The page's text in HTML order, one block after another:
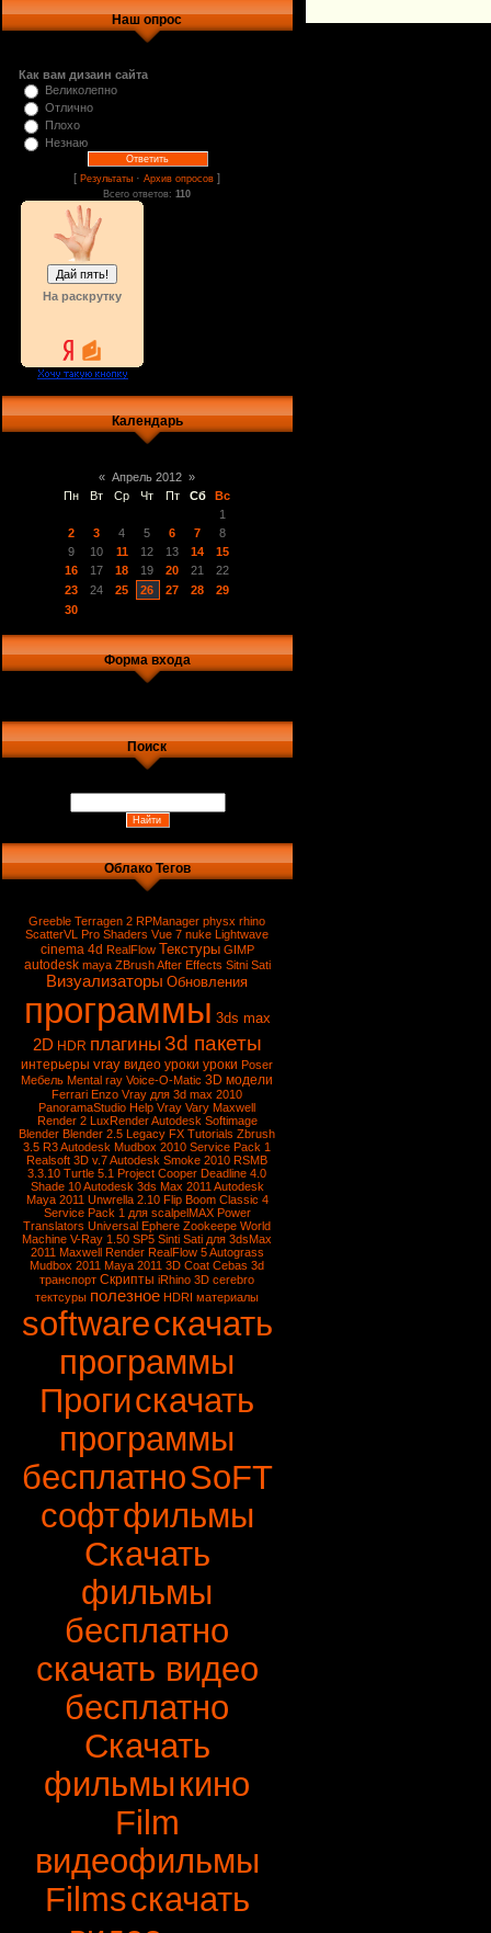
Наш опрос
Как вам дизаин сайта
Великолепно
Отлично
Плохо
Незнаю
[Результаты ·Архив опросов ]
Всего ответов:110
На раскрутку
Календарь
« Апрель 2012 »
Пн
Вт Ср Чт Пт Сб
Вс
1
2
3 4 5 6 7
8
9
10 11 12 13 14
15
16
17 18 19 20 21
22
23
24 25 26 27 28
29
30
Форма входа
Поиск
Облако Тегов
Greeble Terragen 2 RPManager physx rhino
ScatterVL Pro Shaders Vue 7 nuke Lightwave
cinema 4d RealFlow Текстуры GIMP
autodesk maya ZBrushAfter Effects Sitni Sati
Визуализаторы Обновления
программы 3ds max
2D HDR плагины 3d пакеты
интерьеры vray видео уроки уроки Poser
Мебель Mental ray Voice-O-Matic 3D модели
Ferrari Enzo Vray для 3d max 2010
PanoramaStudio Help Vray Vary Maxwell
Render 2 LuxRenderAutodesk Softimage
Blender Blender 2.5 Legacy FX Tutorials Zbrush
3.5 R3 Autodesk Mudbox 2010 Service Pack 1
Realsoft 3D v.7 Autodesk Smoke 2010 RSMB
3.3.10 Turtle 5.1 Project Cooper Deadline 4.0
Shade 10Autodesk 3ds Max 2011 Autodesk
Maya 2011 Unwrella 2.10 Flip Boom Classic 4
Service Pack 1 для scalpelMAX Power
Translators Universal Ephere Zookeepe World
Machine V-Ray 1.50 SP5 Sinti Sati для 3dsMax
2011 Maxwell Render RealFlow 5Autograss
Mudbox 2011 Maya 2011 3D Coat Cebas 3d
транспорт Скрипты iRhino 3D cerebro
тектсуры полезное HDRI материалы
softwareскачать
программы
Прогискачать
программы
бесплатноSoFT
софтфильмы
Скачать
фильмы
бесплатно
скачать видео
бесплатно
Скачать
фильмыкино
Film
видеофильмы
Filmsскачать